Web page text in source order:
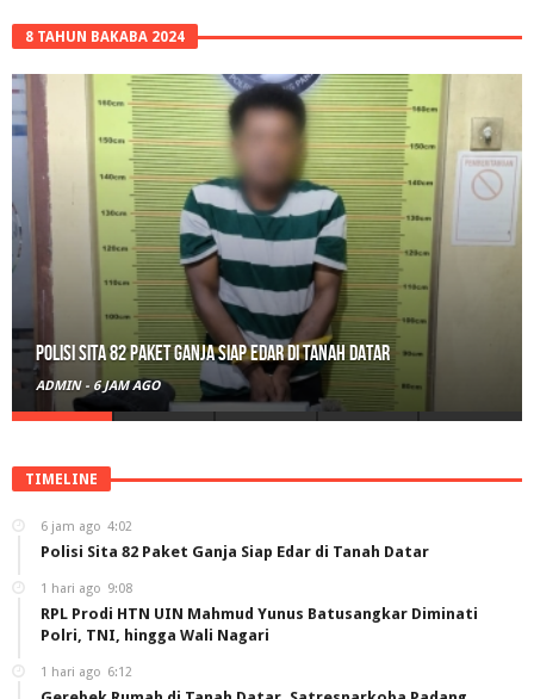
8 TAHUN BAKABA 2024
RPL Prodi HTN UIN Mahmud Yunus Batusangkar Diminati Polri, TNI,
hingga Wali Nagari
ADMIN - 1 HARI AGO
TIMELINE
6 jam ago 4:02
Polisi Sita 82 Paket Ganja Siap Edar di Tanah Datar
1 hari ago 9:08
RPL Prodi HTN UIN Mahmud Yunus Batusangkar Diminati
Polri, TNI, hingga Wali Nagari
1 hari ago 6:12